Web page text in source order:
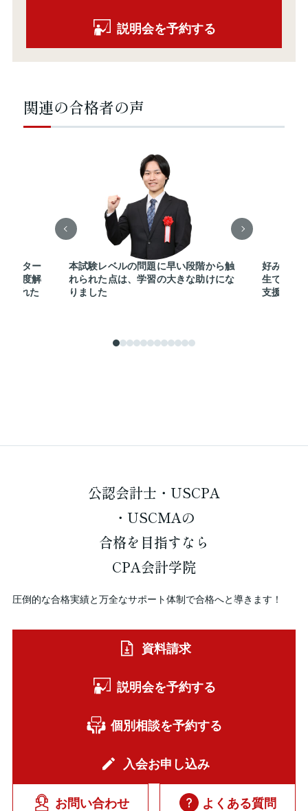
説明会を予約する
関連の合格者の声
ーター
都度解
られた
本試験レベルの問題に早い段階から触
れられた点は、学習の大きな助けにな
りました
好みの講
生でも即
支援体制
公認会計士・USCPA
・USCMAの
合格を 目指すなら
CPA会計学院
圧倒的な合格実績と万全なサポート体制で合格へと導きます！
資料請求
説明会を予約する
個別相談を予約する
入会お申し込み
お問い合わせ よくある質問